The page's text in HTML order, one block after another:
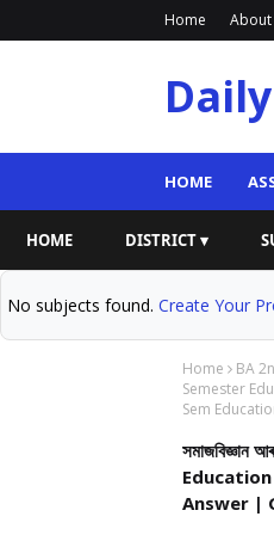
Home About
HOME
HOME DISTRICT ▾
No subjects found. Create Your
Home BA
Semester
Sem
Answer |